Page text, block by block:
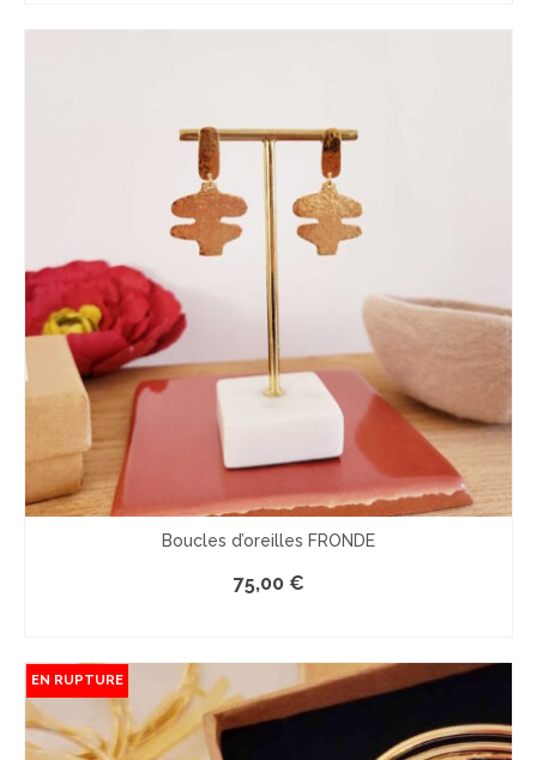
Boucles d’oreilles FRONDE
75,00 €
EN RUPTURE